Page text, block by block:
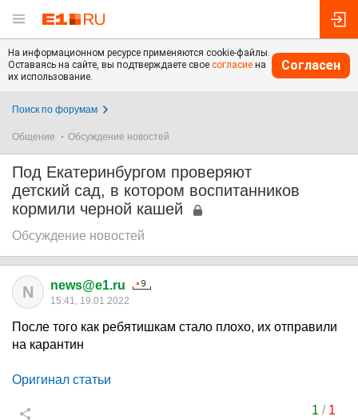
На информационном ресурсе применяются cookie-файлы.
Оставаясь на сайте, вы подтверждаете свое согласие на
их использование.
Согласен
Поиск по форумам
Общение Обсуждение новостей
Под Екатеринбургом проверяют
детский сад, в котором воспитанников
кормили черной кашей
Обсуждение новостей
N news@e1.ru
15:41, 19.01.2022
После того как ребятишкам стало плохо, их отправили
на карантин
Оригинал статьи
1 / 1